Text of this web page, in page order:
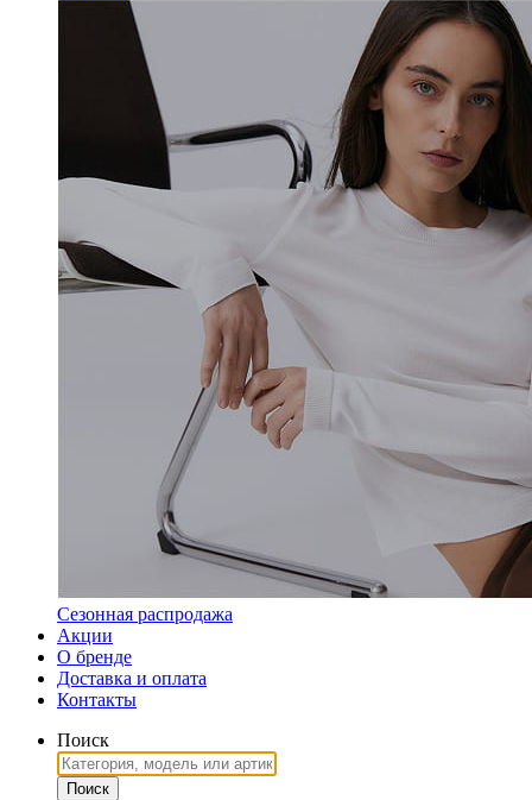
Сезонная распродажа
Акции
О бренде
Доставка и оплата
Контакты
Поиск